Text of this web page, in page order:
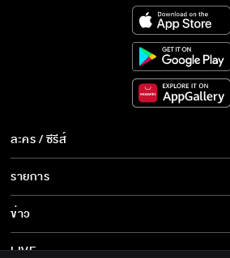
ละคร / ซีรีส์
ละคร/ซีรีส์
ซีรีส์นานาชาติ
การ์ตูน & เกม
รายการ
รายการทั้งหมด
ข่าว
ข่าวทั้งหมด
LIVE